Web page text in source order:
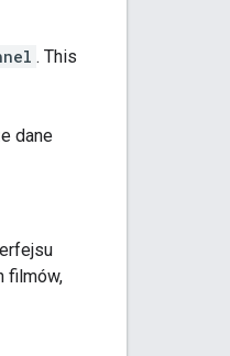
. This
dane
filmów,